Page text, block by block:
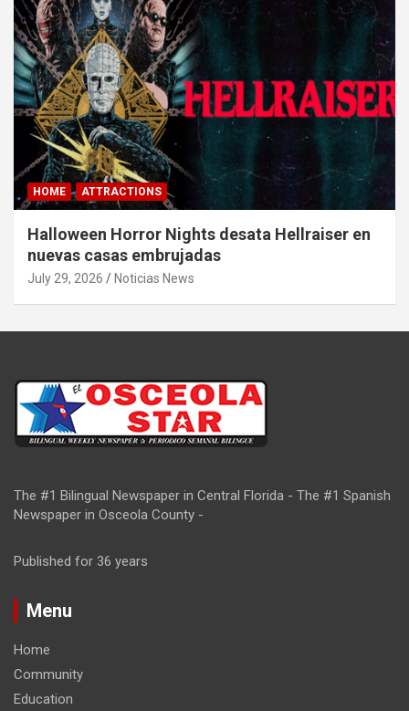
HOME ATTRACTIONS
Halloween Horror Nights desata Hellraiser en
nuevas casas embrujadas
July 29, 2026 Noticias News
The #1 Bilingual Newspaper in Central Florida - The #1 Spanish
Newspaper in Osceola County -
Published for 36 years
Menu
Home
Community
Education